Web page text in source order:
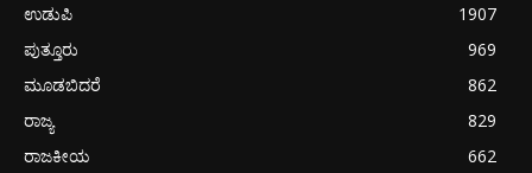
ಉಡುಪಿ
1907
ಪುತ್ತೂರು
969
ಮೂಡಬಿದರೆ
862
ರಾಜ್ಯ
829
ರಾಜಕೀಯ
662